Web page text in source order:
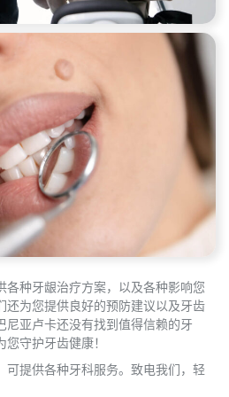
各种牙龈治疗方案，以及各种影响您
还为您提供良好的预防建议以及牙齿
尼亚卢卡还没有找到值得信赖的牙
守护牙齿健康！
可提供各种牙科服务。致电我们，轻